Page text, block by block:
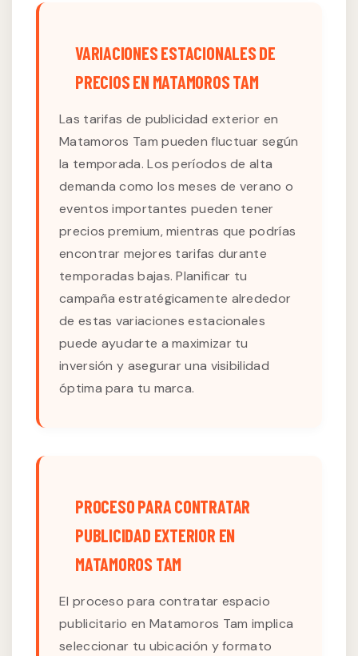
VARIACIONES ESTACIONALES DE
PRECIOS EN MATAMOROS TAM
Las tarifas de publicidad exterior en
Matamoros Tam pueden fluctuar según
la temporada. Los períodos de alta
demanda como los meses de verano o
eventos importantes pueden tener
precios premium, mientras que podrías
encontrar mejores tarifas durante
temporadas bajas. Planificar tu
campaña estratégicamente alrededor
de estas variaciones estacionales
puede ayudarte a maximizar tu
inversión y asegurar una visibilidad
óptima para tu marca.
PROCESO PARA CONTRATAR
PUBLICIDAD EXTERIOR EN
MATAMOROS TAM
El proceso para contratar espacio
publicitario en Matamoros Tam implica
seleccionar tu ubicación y formato